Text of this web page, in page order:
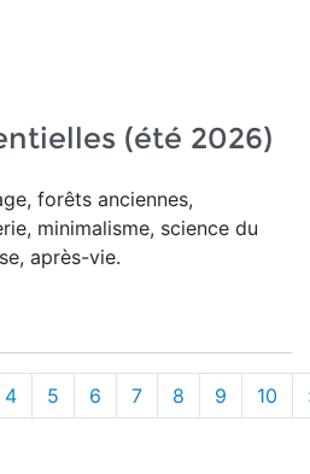
(été 2026)
forêts anciennes,
minimalisme, science du
après-vie.
4 5 6 7 8 9 10